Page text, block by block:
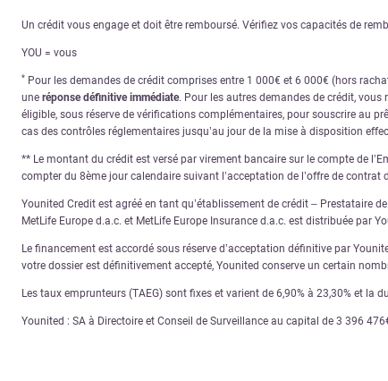
Un crédit vous engage et doit être remboursé. Vérifiez vos capacités de
YOU = vous
* Pour les demandes de crédit comprises entre 1 000€ et 6 000€ (hors
une réponse définitive immédiate. Pour les autres demandes de crédit, vous
éligible, sous réserve de vérifications complémentaires, pour souscrire au
cas des contrôles réglementaires jusqu’au jour de la mise à disposition
** Le montant du crédit est versé par virement bancaire sur le compte de
compter du 8ème jour calendaire suivant l’acceptation de l’offre de
Younited Credit est agréé en tant qu’établissement de crédit – Prestataire
MetLife Europe d.a.c. et MetLife Europe Insurance d.a.c. est distribuée par
Le financement est accordé sous réserve d’acceptation définitive par
votre dossier est définitivement accepté, Younited conserve un certain
Les taux emprunteurs (TAEG) sont fixes et varient de 6,90% à 23,30% et
Younited : SA à Directoire et Conseil de Surveillance au capital de 3 396